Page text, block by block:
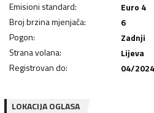
Emisioni standard:
Euro 4
Broj brzina mjenjača:
6
Pogon:
Zadnji
Strana volana:
Lijeva
Registrovan do: 04/2024
LOKACIJA OGLASA